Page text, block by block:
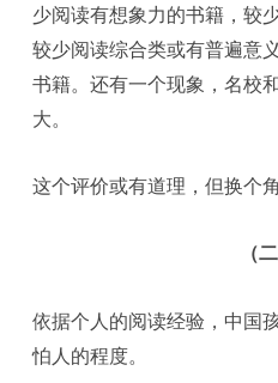
少阅读有想象力的书籍，较
较少阅读综合类或有普遍意
书籍。还有一个现象，名校
大。
这个评价或有道理，但换个
（
依据个人的阅读经验，中国
怕人的程度。